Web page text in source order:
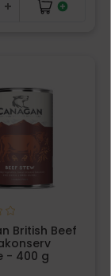
British Beef
- 400 g